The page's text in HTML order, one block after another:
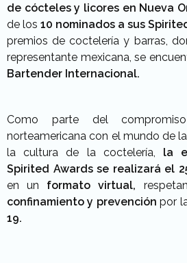
de cócteles y licores en Nueva
de los 10 nominados a sus
premios de coctelería y barras,
representante mexicana, se
Bartender Internacional.
Como parte del
norteamericana con el mundo de
la cultura de la coctelería, la
Spirited Awards se realizará el
en un formato virtual,
confinamiento y prevención por
19.